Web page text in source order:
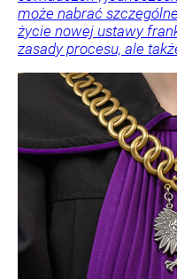
może nabrać
życie nowej ustawy
zasady procesu, ale